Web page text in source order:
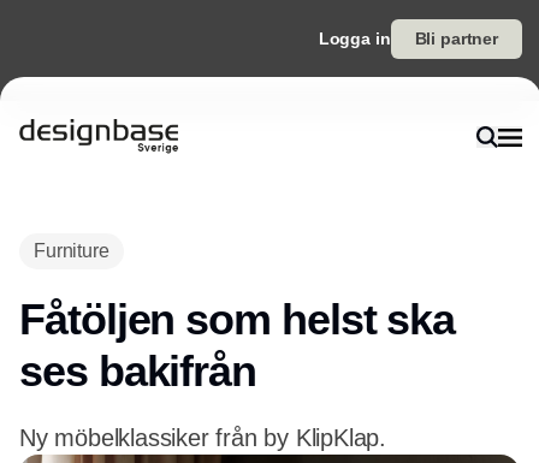
Logga in Bli partner
Furniture
Fåtöljen som helst ska
ses bakifrån
Ny möbelklassiker från by KlipKlap.